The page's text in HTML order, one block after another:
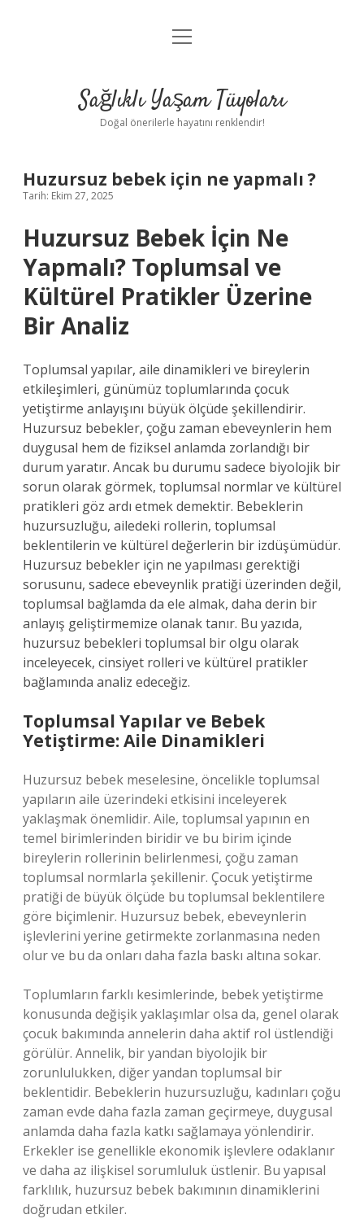
Anasayfa
Yasal Uyarı
menüyü
Sağlıklı Yaşam Tüyoları
Doğal önerilerle hayatını renklendir!
Huzursuz bebek için ne yapmalı ?
Tarih: Ekim 27, 2025
Huzursuz Bebek İçin Ne
Yapmalı? Toplumsal ve
Kültürel Pratikler Üzerine
Bir Analiz
Toplumsal yapılar, aile dinamikleri ve bireylerin
etkileşimleri, günümüz toplumlarında çocuk
yetiştirme anlayışını büyük ölçüde şekillendirir.
Huzursuz bebekler, çoğu zaman ebeveynlerin hem
duygusal hem de fiziksel anlamda zorlandığı bir
durum yaratır. Ancak bu durumu sadece biyolojik bir
sorun olarak görmek, toplumsal normlar ve kültürel
pratikleri göz ardı etmek demektir. Bebeklerin
huzursuzluğu, ailedeki rollerin, toplumsal
beklentilerin ve kültürel değerlerin bir izdüşümüdür.
Huzursuz bebekler için ne yapılması gerektiği
sorusunu, sadece ebeveynlik pratiği üzerinden değil,
toplumsal bağlamda da ele almak, daha derin bir
anlayış geliştirmemize olanak tanır. Bu yazıda,
huzursuz bebekleri toplumsal bir olgu olarak
inceleyecek, cinsiyet rolleri ve kültürel pratikler
bağlamında analiz edeceğiz.
Toplumsal Yapılar ve Bebek
Yetiştirme: Aile Dinamikleri
Huzursuz bebek meselesine, öncelikle toplumsal
yapıların aile üzerindeki etkisini inceleyerek
yaklaşmak önemlidir. Aile, toplumsal yapının en
temel birimlerinden biridir ve bu birim içinde
bireylerin rollerinin belirlenmesi, çoğu zaman
toplumsal normlarla şekillenir. Çocuk yetiştirme
pratiği de büyük ölçüde bu toplumsal beklentilere
göre biçimlenir. Huzursuz bebek, ebeveynlerin
işlevlerini yerine getirmekte zorlanmasına neden
olur ve bu da onları daha fazla baskı altına sokar.
Toplumların farklı kesimlerinde, bebek yetiştirme
konusunda değişik yaklaşımlar olsa da, genel olarak
çocuk bakımında annelerin daha aktif rol üstlendiği
görülür. Annelik, bir yandan biyolojik bir
zorunlulukken, diğer yandan toplumsal bir
beklentidir. Bebeklerin huzursuzluğu, kadınları çoğu
zaman evde daha fazla zaman geçirmeye, duygusal
anlamda daha fazla katkı sağlamaya yönlendirir.
Erkekler ise genellikle ekonomik işlevlere odaklanır
ve daha az ilişkisel sorumluluk üstlenir. Bu yapısal
farklılık, huzursuz bebek bakımının dinamiklerini
doğrudan etkiler.